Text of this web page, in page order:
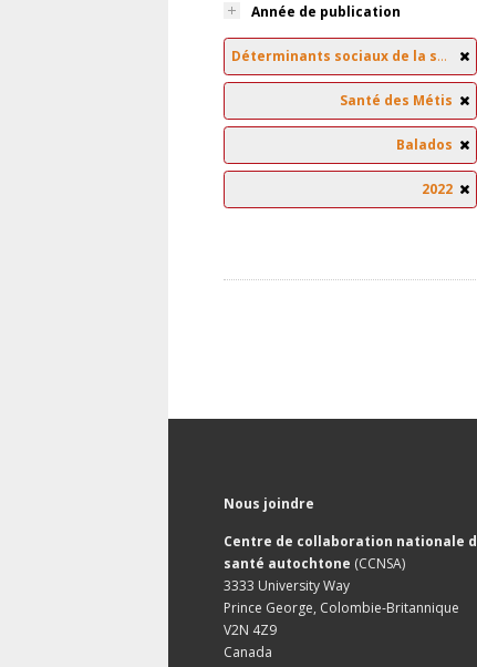
Année de publication
Déterminants sociaux de la santé
Santé des Métis
Balados
2022
Nous joindre
Centre de collaboration nationale
santé autochtone (CCNSA)
3333 University Way
Prince George, Colombie-Britannique
V2N 4Z9
Canada